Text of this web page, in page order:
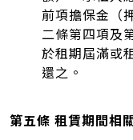
前項擔保金（
二條第四項及
於租期屆滿或
還之。
第五條 租賃期間相